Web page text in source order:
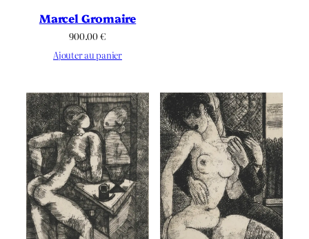
Marcel Gromaire
900.00€
Ajouter au panier